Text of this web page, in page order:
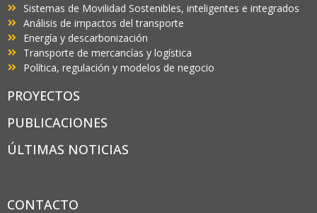
Sistemas de Movilidad Sostenibles, inteligentes e integrados
Análisis de impactos del transporte
Energía y descarbonización
Transporte de mercancías y logística
Política, regulación y modelos de negocio
PROYECTOS
PUBLICACIONES
ÚLTIMAS NOTICIAS
CONTACTO